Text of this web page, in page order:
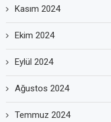
Kasım 2024
Ekim 2024
Eylül 2024
Ağustos 2024
Temmuz 2024